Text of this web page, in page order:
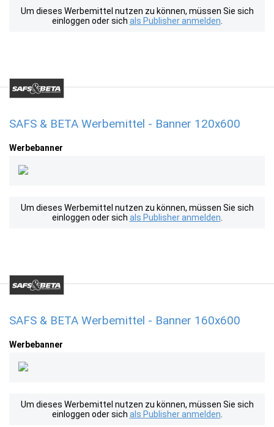
Um dieses Werbemittel nutzen zu können, müssen Sie sich
einloggen oder sich als Publisher anmelden
SAFS & BETA Werbemittel - Banner 120x600
Werbebanner
Um dieses Werbemittel nutzen zu können, müssen Sie sich
einloggen oder sich als Publisher anmelden
SAFS & BETA Werbemittel - Banner 160x600
Werbebanner
Um dieses Werbemittel nutzen zu können, müssen Sie sich
einloggen oder sich als Publisher anmelden